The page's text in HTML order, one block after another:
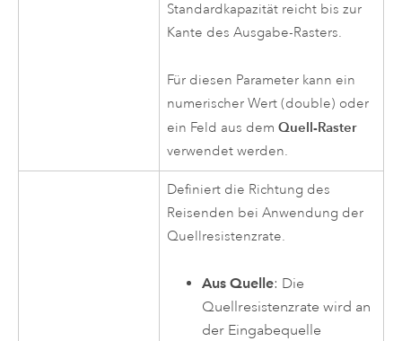
Standardkapazität reicht bis zur
Kante des Ausgabe-Rasters.
Für diesen Parameter kann ein
numerischer Wert (double) oder
ein Feld aus demQuell-Raster
verwendet werden.
Definiert die Richtung des
Reisenden bei Anwendung der
Quellresistenzrate.
Aus Quelle: Die
Quellresistenzrate wird an
der Eingabequelle